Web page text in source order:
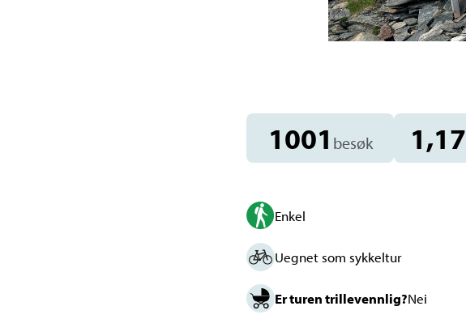
1001 besøk 1,17
Enkel
Uegnet som sykkeltur
Er turen trillevennlig?Nei